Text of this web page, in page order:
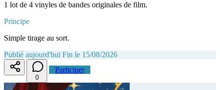
1 lot de 4 vinyles de bandes originales de film.
Principe
Simple tirage au sort.
Publié aujourd'hui Fin le 15/08/2026
0
Participer